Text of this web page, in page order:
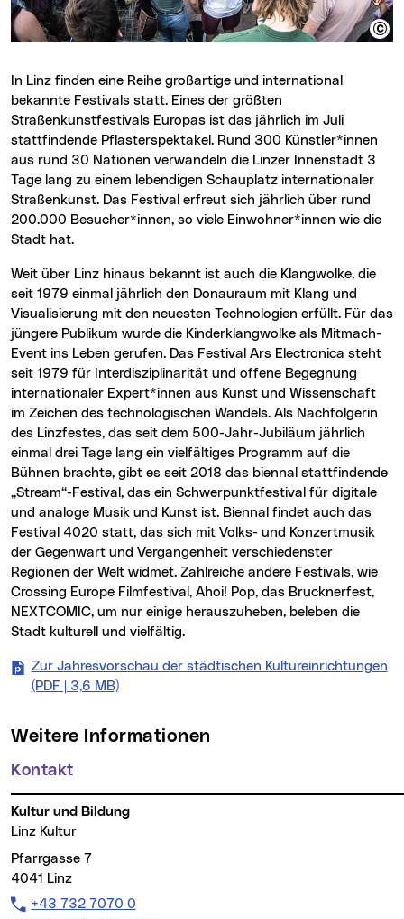
bekannte Festivals statt. Eines der größten
Straßenkunstfestivals Europas ist das jährlich im Juli
stattfindende Pflasterspektakel. Rund 300 Künstler*innen
aus rund 30 Nationen verwandeln die Linzer Innenstadt 3
Tage lang zu einem lebendigen Schauplatz internationaler
Straßenkunst. Das Festival erfreut sich jährlich über rund
200.000 Besucher*innen, so viele Einwohner*innen wie die
Stadt hat.
Weit über Linz hinaus bekannt ist auch die Klangwolke, die
seit 1979 einmal jährlich den Donauraum mit Klang und
Visualisierung mit den neuesten Technologien erfüllt. Für das
jüngere Publikum wurde die Kinderklangwolke als Mitmach-
Event ins Leben gerufen. Das Festival Ars Electronica steht
seit 1979 für Interdisziplinarität und offene Begegnung
internationaler Expert*innen aus Kunst und Wissenschaft
im Zeichen des technologischen Wandels. Als Nachfolgerin
des Linzfestes, das seit dem 500-Jahr-Jubiläum jährlich
einmal drei Tage lang ein vielfältiges Programm auf die
Bühnen brachte, gibt es seit 2018 das biennal stattfindende
„Stream“-Festival, das ein Schwerpunktfestival für digitale
und analoge Musik und Kunst ist. Biennal findet auch das
Festival 4020 statt, das sich mit Volks- und Konzertmusik
der Gegenwart und Vergangenheit verschiedenster
Regionen der Welt widmet. Zahlreiche andere Festivals, wie
Crossing Europe Filmfestival, Ahoi! Pop, das Brucknerfest,
NEXTCOMIC, um nur einige herauszuheben, beleben die
Stadt kulturell und vielfältig.
Zur Jahresvorschau der städtischen Kultureinrichtungen
(PDF | 3,6 MB)
Weitere Informationen
Kontakt
Kultur und Bildung
Linz Kultur
Pfarrgasse 7
4041 Linz
Telefon:
+43 732 7070 0